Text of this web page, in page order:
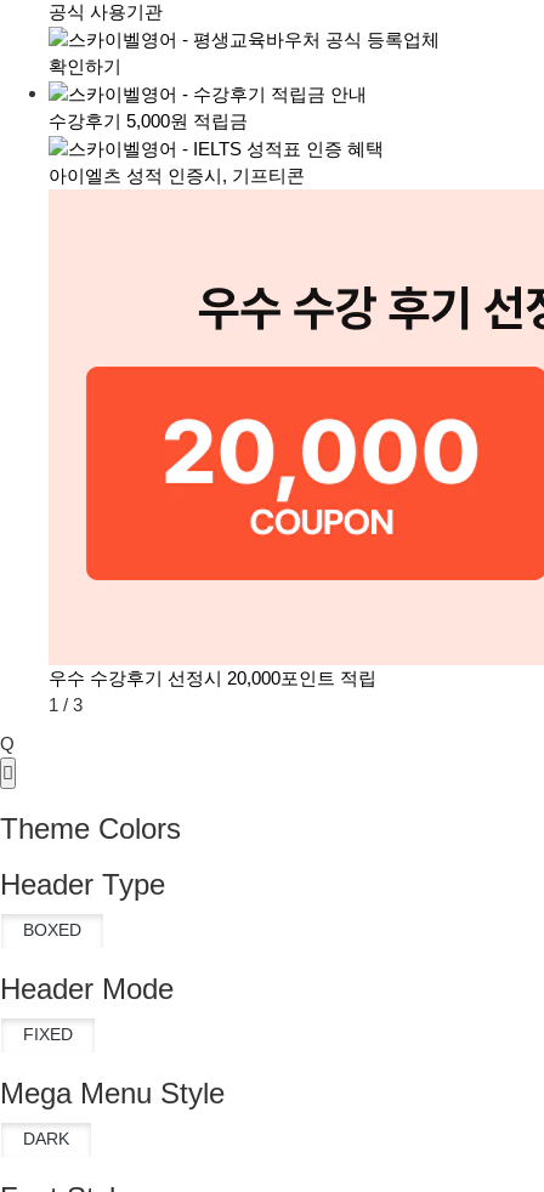
공식 사용기관
확인하기
수강후기 5,000원 적립금
아이엘츠 성적 인증시, 기프티콘
우수 수강후기 선정시 20,000포인트 적립
1 / 3
Q
Theme Colors
Header Type
Header Mode
Mega Menu Style